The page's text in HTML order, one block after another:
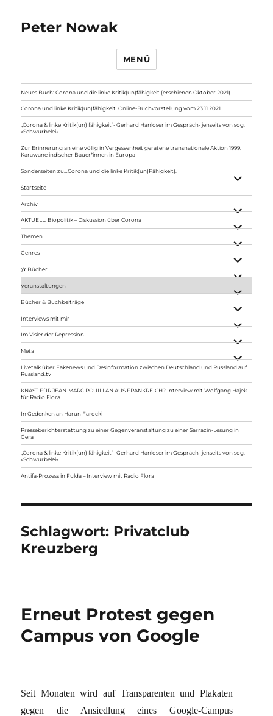
Peter Nowak
MENÜ
Neues Buch: Corona und die linke Kritik(un)fähigkeit (erschienen Oktober 2021)
Corona und linke Kritik(un)fähigkeit. Online-Buchvorstellung vom 23.11.2021
„Corona & linke Kritik(un) fähigkeit“- Gerhard Hanloser im Gespräch- jenseits von sog.
»Schwurbelei«
Zur Erinnerung an eine völlig in Vergessenheit geratene transnationale Aktion 1999:
Karawane indischer Bauer*innen in Europa
Sonderseiten zu…Corona und die linke Kritik(un)Fähigkeit).
anzeigen
Startseite
Archiv
anzeigen
AKTUELL: Biopolitik – Diskussion über Corona
anzeigen
Themen
anzeigen
Genres
anzeigen
@ Bücher…
Veranstaltungen
anzeigen
Bücher & Buchbeiträge
anzeigen
Interviews mit mir
anzeigen
Im Visier der Repression
anzeigen
Meta
anzeigen
Livetalk über Fakenews und Desinformation zwischen Deutschland und Russland auf
Russland.tv
KNAST FÜR JEAN-MARC ROUILLAN AUS FRANKREICH? Interview mit Wolfgang Hajek
für Radio Flora
In Gedenken an Harun Farocki
Presseberichterstattung zu einer Gegenveranstaltung zu einer Sarrazin-Lesung in
Gera
„Corona & linke Kritik(un) fähigkeit“- Gerhard Hanloser im Gespräch- jenseits von sog.
»Schwurbelei«
Antifa-Prozess in Fulda – Interview mit Radio Flora
Schlagwort: Privatclub
Kreuzberg
Erneut Protest gegen
Campus von Google
Seit Monaten wird auf Transparenten und Plakaten
gegen die Ansiedlung eines Google-Campus